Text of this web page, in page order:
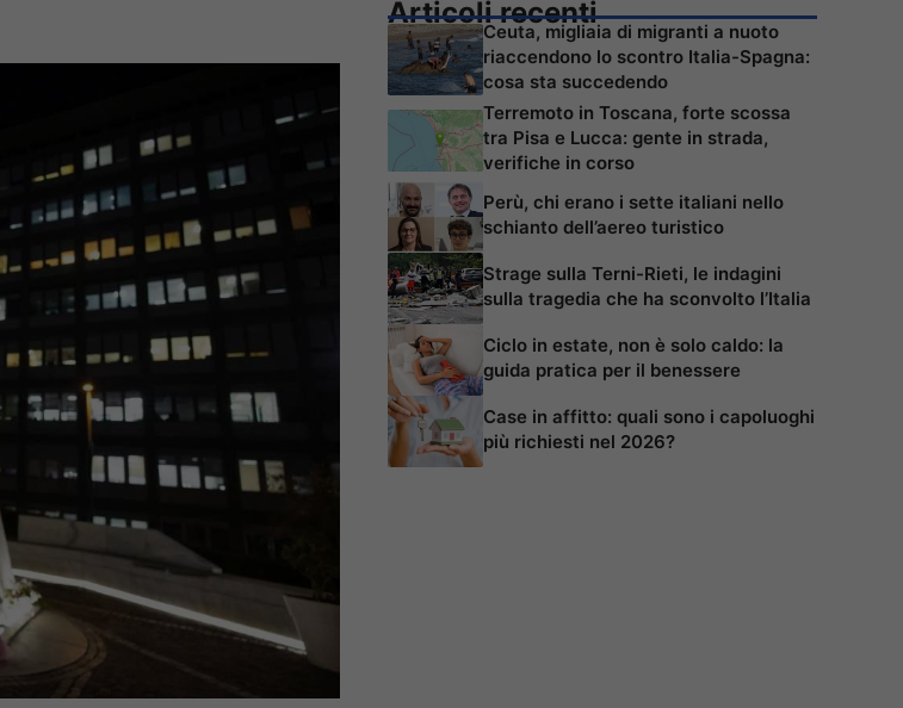
Articoli recenti
Ceuta, migliaia di migranti a nuoto
riaccendono lo scontro Italia-Spagna:
cosa sta succedendo
Terremoto in Toscana, forte scossa
tra Pisa e Lucca: gente in strada,
verifiche in corso
Perù, chi erano i sette italiani nello
schianto dell’aereo turistico
Strage sulla Terni-Rieti, le indagini
sulla tragedia che ha sconvolto l’Italia
Ciclo in estate, non è solo caldo: la
guida pratica per il benessere
Case in affitto: quali sono i capoluoghi
più richiesti nel 2026?